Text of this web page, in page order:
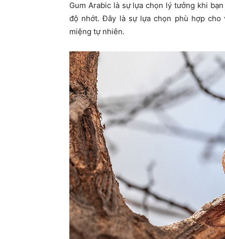
Gum Arabic là sự lựa chọn lý tưởng khi
độ nhớt. Đây là sự lựa chọn phù hợp
miệng tự nhiên.